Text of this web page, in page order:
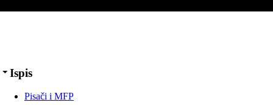
Ispis
Pisači i MFP